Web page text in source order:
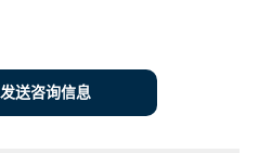
发送咨询信息